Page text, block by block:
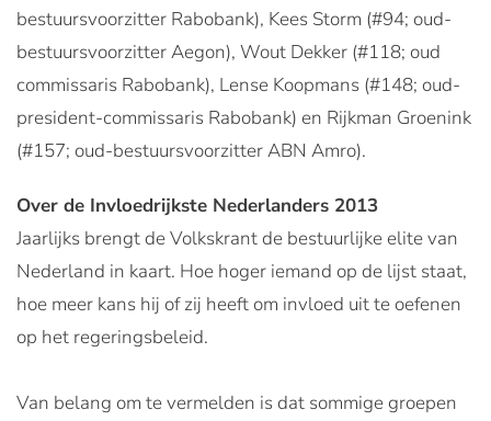
bestuursvoorzitter Rabobank), Kees Storm (#94; oud-
bestuursvoorzitter Aegon), Wout Dekker (#118; oud
commissaris Rabobank), Lense Koopmans (#148; oud-
president-commissaris Rabobank) en Rijkman Groenink
(#157; oud-bestuursvoorzitter ABN Amro).
Over de Invloedrijkste Nederlanders 2013
Jaarlijks brengt de Volkskrant de bestuurlijke elite van
Nederland in kaart. Hoe hoger iemand op de lijst staat,
hoe meer kans hij of zij heeft om invloed uit te oefenen
op het regeringsbeleid.
Van belang om te vermelden is dat sommige groepen